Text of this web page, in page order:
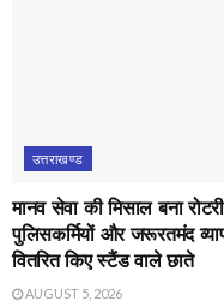
उत्तराखण्ड
मानव सेवा की मिसाल बना
पुलिसकर्मियों और जरूरतमंद
वितरित किए स्टैंड वाले छाते
AUGUST 5, 2026